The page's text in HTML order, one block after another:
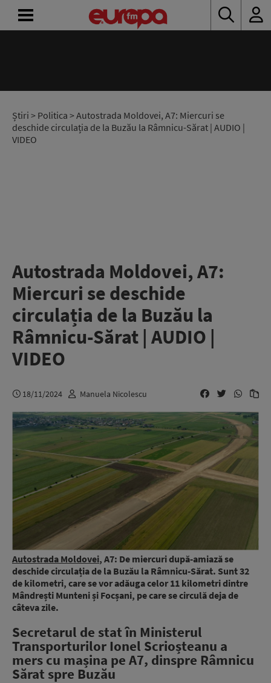
Știri > Politica > Autostrada Moldovei, A7: Miercuri se
deschide circulația de la Buzău la Râmnicu-Sărat | AUDIO |
VIDEO
Autostrada Moldovei, A7:
Miercuri se deschide
circulația de la Buzău la
Râmnicu-Sărat | AUDIO |
VIDEO
18/11/2024 Manuela Nicolescu
Autostrada Moldovei, A7: De miercuri după-amiază se
deschide circulația de la Buzău la Râmnicu-Sărat. Sunt 32
de kilometri, care se vor adăuga celor 11 kilometri dintre
Mândrești Munteni și Focșani, pe care se circulă deja de
câteva zile.
Secretarul de stat în Ministerul
Transporturilor Ionel Scrioșteanu a
mers cu mașina pe A7, dinspre Râmnicu
Sărat spre Buzău
RADIO
CONCURSURI